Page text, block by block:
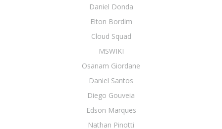
Daniel Donda
Elton Bordim
Cloud Squad
MSWIKI
Osanam Giordane
Daniel Santos
Diego Gouveia
Edson Marques
Nathan Pinotti